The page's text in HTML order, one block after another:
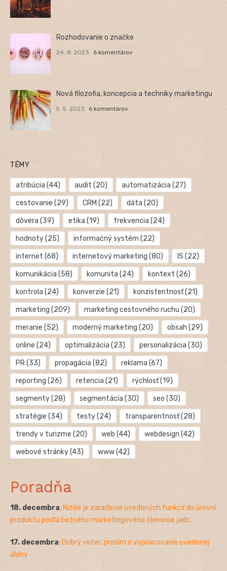
Rozhodovanie o značke
24. 8. 2023 6 komentárov
Nová filozofia, koncepcia a techniky marketingu
5. 5. 2023 6 komentárov
TÉMY
atribúcia (44) audit (20) automatizácia (27)
cestovanie (29) CRM (22) dáta (20)
dôvera (39) etika (19) frekvencia (24)
hodnoty(25) informačný systém (22)
internet (68) internetový marketing (80) IS (22)
komunikácia (58) komunita (24) kontext (26)
kontrola (24) konverzie (21) konzistentnosť(21)
marketing (209) marketing cestovného ruchu (20)
meranie (52) moderný marketing (20) obsah (29)
online (24) optimalizácia (23) personalizácia (30)
PR(33) propagácia (82) reklama (67)
reporting (26) retencia (21) rýchlosť(19)
segmenty(28) segmentácia (30) seo (30)
stratégie (34) testy(24) transparentnosť(28)
trendy v turizme (20) web (44) webdesign (42)
webové stránky(43) www(42)
Poradňa
18. decembra: Nižšie je zaradenie uvedených funkcií do úrovní
produktu podľa bežného marketingového členenia: jadr...
17. decembra: Dobrý večer, prosím o vypracovanie uvedenej
úlohy